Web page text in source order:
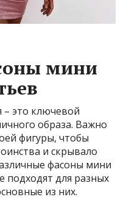
мини
это ключевой
образа. Важно
фигуры, чтобы
и скрывало
фасоны мини
подходят для разных
из них.